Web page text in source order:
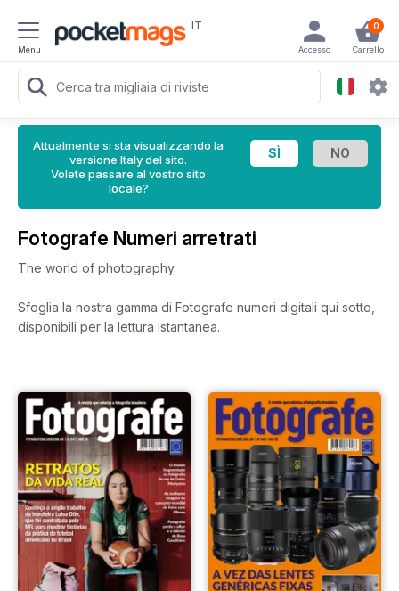
Menu
IT 0
Carrello
Accesso
Attualmente si sta visualizzando la
versione Italy del sito.
Volete passare al vostro sito
locale?
Fotografe Numeri arretrati
The world of photography
Sfoglia la nostra gamma di Fotografe numeri digitali qui sotto,
disponibili per la lettura istantanea.